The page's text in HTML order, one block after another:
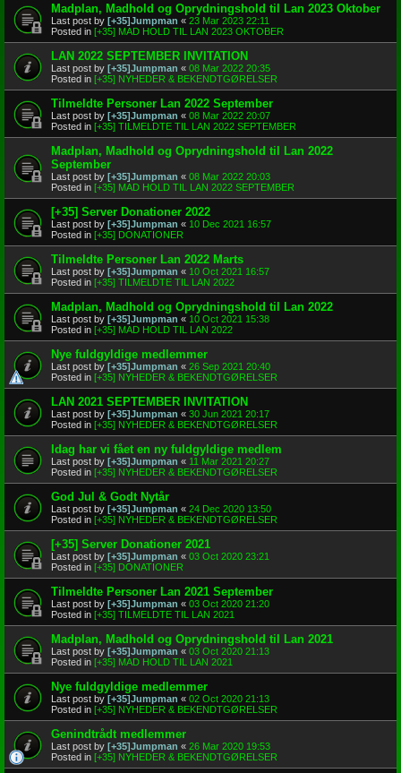
Madplan, Madhold og Oprydningshold til Lan 2023 Oktober
Last post by [+35]Jumpman « 23 Mar 2023 22:11
Posted in [+35] MAD HOLD TIL LAN 2023 OKTOBER
LAN 2022 SEPTEMBER INVITATION
Last post by [+35]Jumpman « 08 Mar 2022 20:35
Posted in [+35] NYHEDER & BEKENDTGØRELSER
Tilmeldte Personer Lan 2022 September
Last post by [+35]Jumpman « 08 Mar 2022 20:07
Posted in [+35] TILMELDTE TIL LAN 2022 SEPTEMBER
Madplan, Madhold og Oprydningshold til Lan 2022
September
Last post by [+35]Jumpman « 08 Mar 2022 20:03
Posted in [+35] MAD HOLD TIL LAN 2022 SEPTEMBER
[+35] Server Donationer 2022
Last post by [+35]Jumpman « 10 Dec 2021 16:57
Posted in [+35] DONATIONER
Tilmeldte Personer Lan 2022 Marts
Last post by [+35]Jumpman « 10 Oct 2021 16:57
Posted in [+35] TILMELDTE TIL LAN 2022
Madplan, Madhold og Oprydningshold til Lan 2022
Last post by [+35]Jumpman « 10 Oct 2021 15:38
Posted in [+35] MAD HOLD TIL LAN 2022
Nye fuldgyldige medlemmer
Last post by [+35]Jumpman « 26 Sep 2021 20:40
Posted in [+35] NYHEDER & BEKENDTGØRELSER
LAN 2021 SEPTEMBER INVITATION
Last post by [+35]Jumpman « 30 Jun 2021 20:17
Posted in [+35] NYHEDER & BEKENDTGØRELSER
Idag har vi fået en ny fuldgyldige medlem
Last post by [+35]Jumpman « 11 Mar 2021 20:27
Posted in [+35] NYHEDER & BEKENDTGØRELSER
God Jul & Godt Nytår
Last post by [+35]Jumpman « 24 Dec 2020 13:50
Posted in [+35] NYHEDER & BEKENDTGØRELSER
[+35] Server Donationer 2021
Last post by [+35]Jumpman « 03 Oct 2020 23:21
Posted in [+35] DONATIONER
Tilmeldte Personer Lan 2021 September
Last post by [+35]Jumpman « 03 Oct 2020 21:20
Posted in [+35] TILMELDTE TIL LAN 2021
Madplan, Madhold og Oprydningshold til Lan 2021
Last post by [+35]Jumpman « 03 Oct 2020 21:13
Posted in [+35] MAD HOLD TIL LAN 2021
Nye fuldgyldige medlemmer
Last post by [+35]Jumpman « 02 Oct 2020 21:13
Posted in [+35] NYHEDER & BEKENDTGØRELSER
Genindtrådt medlemmer
Last post by [+35]Jumpman « 26 Mar 2020 19:53
Posted in [+35] NYHEDER & BEKENDTGØRELSER